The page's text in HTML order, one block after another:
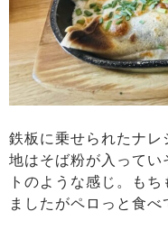
鉄板に乗せられたナ
地はそば粉が入って
トのような感じ。も
ましたがペロっと食べ